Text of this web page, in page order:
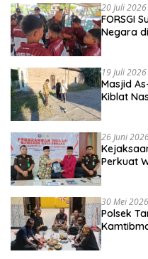
20 Juli 2026
FORSGI
Negara
19 Juli 2026
Masjid
Kiblat
26 Juni
Perkuat
30 Mei 2026
Polsek